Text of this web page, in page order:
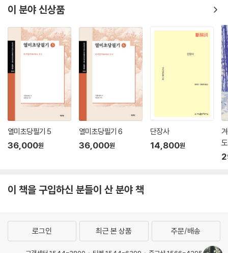
이 분야 신상품
열미초당필기 5
36,000원
열미초당필기 6
36,000원
단장사
14,800원
이 책을 구입하신 분들이 산 분야 책
로그인 최근 본 상품 주문/배송